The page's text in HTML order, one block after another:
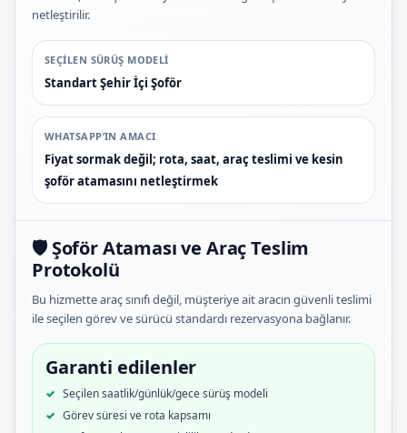
netleştirilir.
SEÇILEN SÜRÜŞ MODELI
Standart Şehir İçi Şoför
WHATSAPP’IN AMACI
Fiyat sormak değil; rota, saat, araç teslimi ve kesin
şoför atamasını netleştirmek
🛡️ Şoför Ataması ve Araç Teslim
Protokolü
Bu hizmette araç sınıfı değil, müşteriye ait aracın güvenli teslimi
ile seçilen görev ve sürücü standardı rezervasyona bağlanır.
Garanti edilenler
Seçilen saatlik/günlük/gece sürüş modeli
Görev süresi ve rota kapsamı